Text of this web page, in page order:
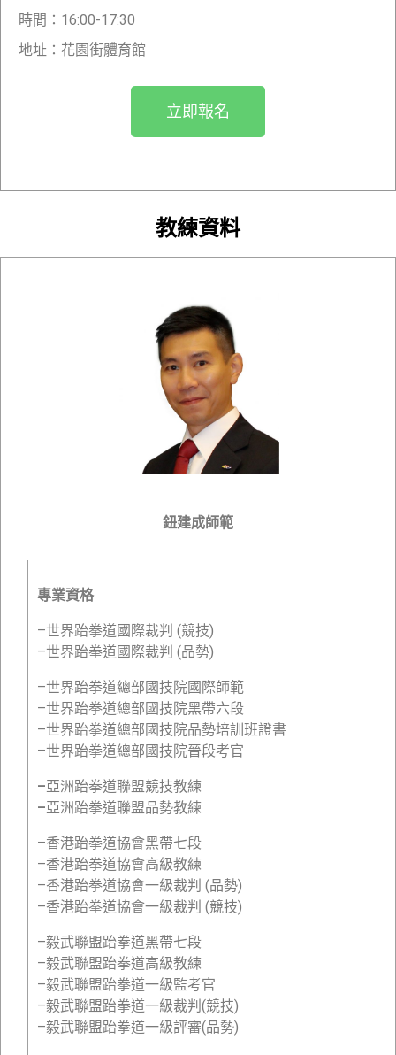
時間：16:00-17:30
地址：花園街體育館
立即報名
教練資料
鈕建成師範
專業資格
–世界跆拳道國際裁判 (競技)
–世界跆拳道國際裁判 (品勢)
–世界跆拳道總部國技院國際師範
–世界跆拳道總部國技院黑帶六段
–世界跆拳道總部國技院品勢培訓班證書
–世界跆拳道總部國技院晉段考官
–亞洲跆拳道聯盟競技教練
–亞洲跆拳道聯盟品勢教練
–香港跆拳道協會黑帶七段
–香港跆拳道協會高級教練
–香港跆拳道協會一級裁判 (品勢)
–香港跆拳道協會一級裁判 (競技)
–毅武聯盟跆拳道黑帶七段
–毅武聯盟跆拳道高級教練
–毅武聯盟跆拳道一級監考官
–毅武聯盟跆拳道一級裁判(競技)
–毅武聯盟跆拳道一級評審(品勢)